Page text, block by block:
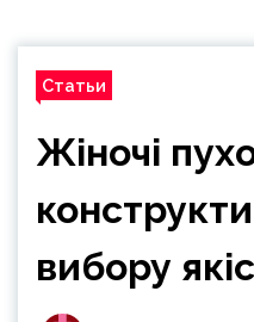
Статьи
Жіночі
вибору